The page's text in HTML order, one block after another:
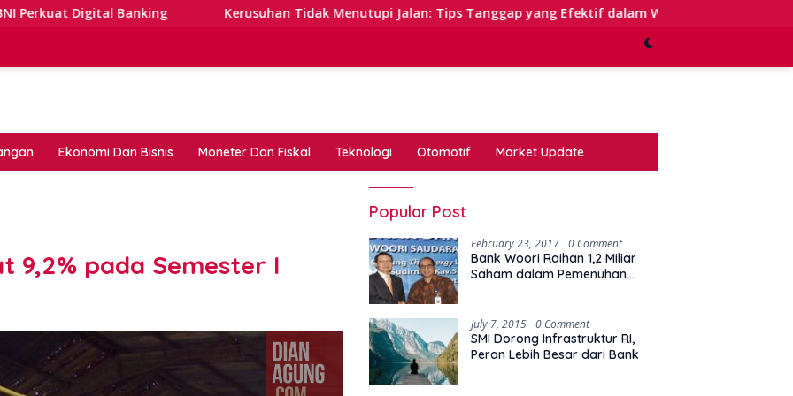
Banking Kerusuhan Tidak Menutupi Jalan: Tips Tanggap yang Efektif dalam Waktu Keterbatasan
Ekonomi Dan Bisnis Moneter Dan Fiskal Teknologi Otomotif Market Update
9,2% pada Semester I
Popular Post
February 23, 2017 0 Comment
Bank Woori Raihan 1,2 Miliar
Saham dalam Pemenuhan
July 7, 2015 0 Comment
SMI Dorong Infrastruktur RI,
Peran Lebih Besar dari Bank